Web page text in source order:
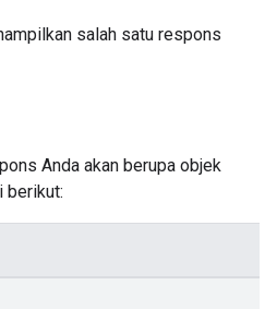
salah satu respons
Anda akan berupa objek
berikut: